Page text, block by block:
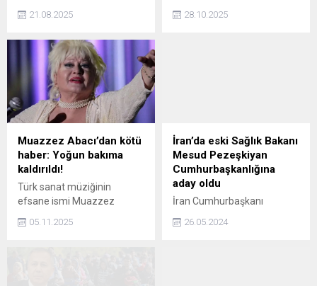
gündem oldu. Genç
hayata geçirilen platform
kullanıcıları "Sosyal
Medyadaki Buluşma
Yerimiz" ve "Biz Yaptık"
mottolarıyla dijital bir
buluşma noktasında bir
araya getirmeyi hedefliyor.
Peki, Next Sosyal kimin, Next
Sosyal'i kim kurdu, nasıl
21.08.2025
büyük bir coşkuyla
oluyor. Peki, 29 Ekim 2025'te
metro, metrobüs, otobüs,
Marmaray ve tramvay
ücretsiz mi? Köprüler ile
otoyollar bedava...
28.10.2025
Muazzez Abacı’dan kötü
haber: Yoğun bakıma
kaldırıldı!
Türk sanat müziğinin
efsane ismi Muazzez
Geçtiğimiz günlerde kalp
05.11.2025
İran’da eski Sağlık Bakanı
Mesud Pezeşkiyan
Cumhurbaşkanlığına
aday oldu
İran Cumhurbaşkanı
kazasında hayatını
26.05.2024